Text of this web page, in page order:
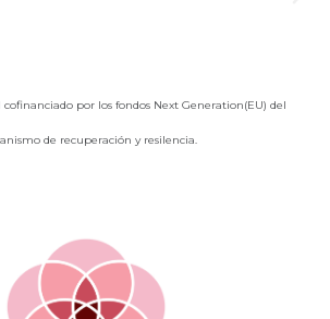
por los fondos Next Generation(EU) del
de recuperación y resilencia.